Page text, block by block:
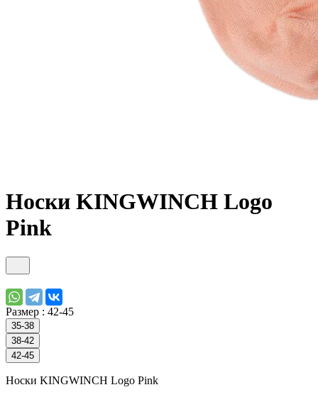
Носки KINGWINCH Logo
Pink
Размер : 42-45
35-38
38-42
42-45
Носки KINGWINCH Logo Pink